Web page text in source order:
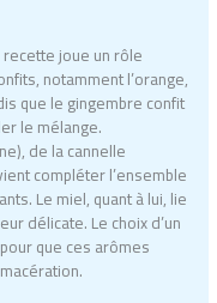
joue un rôle
notamment l’orange,
que le gingembre confit
le mélange.
de la cannelle
compléter l’ensemble
Le miel, quant à lui, lie
délicate. Le choix d’un
que ces arômes